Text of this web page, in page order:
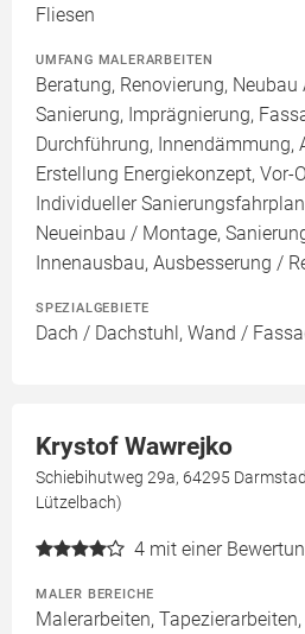
Fliesen
UMFANG MALERARBEITEN
Beratung, Renovierung,
Sanierung, Imprägnierung,
Durchführung, Innendämmung,
Erstellung Energiekonzept, Vor-
Individueller
Neueinbau / Montage,
Innenausbau, Ausbesserung /
SPEZIALGEBIETE
Dach / Dachstuhl, Wand /
Krystof Wawrejko
Schiebihutweg 29a, 64295
Lützelbach)
4 mit einer
MALER BEREICHE
Malerarbeiten,